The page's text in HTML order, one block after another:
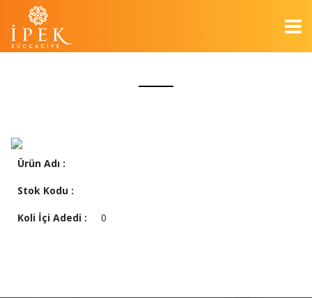
Ürün Adı :
Stok Kodu :
Koli İçi Adedi : 0